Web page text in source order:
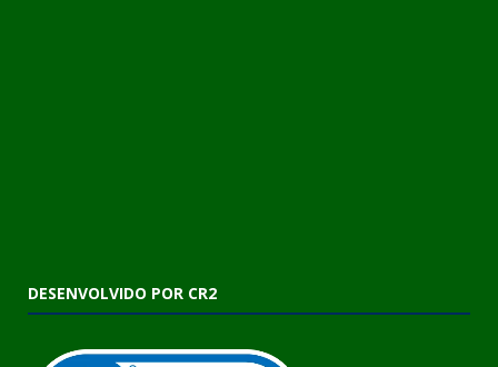
DESENVOLVIDO POR CR2